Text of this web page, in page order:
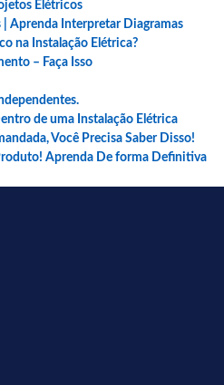
Elétricos
Aprenda Interpretar Diagramas
na Instalação Elétrica?
– Faça Isso
de uma Instalação Elétrica
Você Precisa Saber Disso!
Aprenda De forma Definitiva